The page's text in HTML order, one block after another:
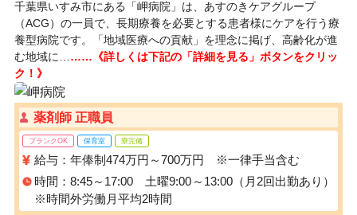
千葉県いすみ市にある「岬病院」は、あすのきケアグループ
（ACG）の一員で、長期療養を必要とする患者様にケアを行う療
養型病院です。「地域医療への貢献」を理念に掲げ、高齢化が進
む地域に… ……《詳しくは下記の「詳細を見る」ボタンをクリッ
ク！》
薬剤師 正職員
ブランクOK 保育室 寮完備
給与：年俸制474万円～700万円 ※一律手当含む
時間：8:45～17:00 土曜9:00～13:00（月2回出勤あり）
※時間外労働月平均2時間